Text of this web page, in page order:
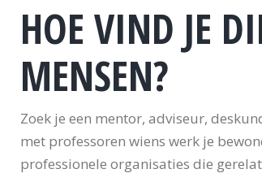
HOE VIND JE
MENSEN?
Zoek je een mentor, adviseur,
met professoren wiens werk je
professionele organisaties die